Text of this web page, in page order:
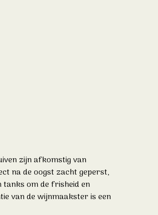
zijn afkomstig van
na de oogst zacht geperst,
om de frisheid en
van de wijnmaakster is een